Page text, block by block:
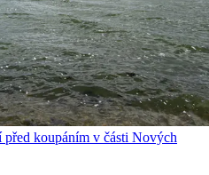
koupáním v části Nových